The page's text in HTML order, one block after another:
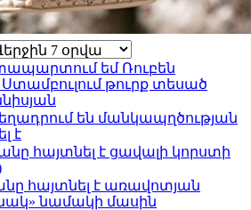
եմ Ռուբեն
Ստամբուլում թուրք տեսած
են մանկապղծության
է
հայտնել է ցավալի կորստի
հայտնել է առավոտյան
նամակի մասին